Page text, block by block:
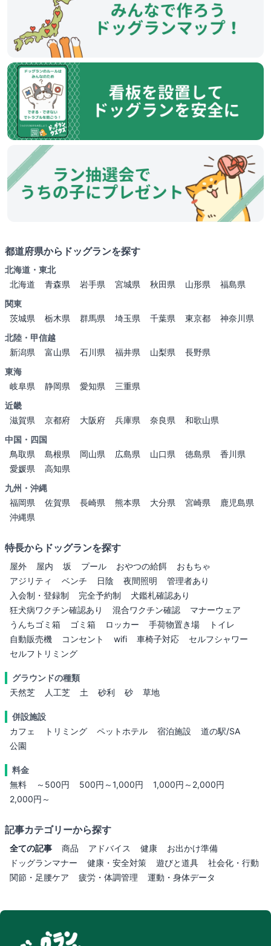
都道府県からドッグランを探す
北海道・東北
北海道
青森県 岩手県 宮城県 秋田県 山形県
福島県
関東
茨城県
栃木県 群馬県 埼玉県 千葉県 東京都
神奈川県
北陸・甲信越
新潟県
富山県 石川県 福井県 山梨県
長野県
東海
岐阜県
静岡県 愛知県
三重県
近畿
滋賀県
京都府 大阪府 兵庫県 奈良県
和歌山県
中国・四国
鳥取県
島根県 岡山県 広島県 山口県 徳島県
香川県
愛媛県
高知県
九州・沖縄
福岡県
佐賀県 長崎県 熊本県 大分県 宮崎県
鹿児島県
沖縄県
特長からドッグランを探す
屋外 屋内 坂 プール おやつの給餌
おもちゃ
アジリティ
ベンチ 日陰 夜間照明
管理者あり
入会制・登録制
完全予約制
犬鑑札確認あり
狂犬病ワクチン確認あり
混合ワクチン確認
マナーウェア
うんちゴミ箱
ゴミ箱 ロッカー 手荷物置き場
トイレ
自動販売機
コンセント wifi 車椅子対応
セルフシャワー
セルフトリミング
グラウンドの種類
天然芝
人工芝 土 砂利 砂 草地
併設施設
カフェ
トリミング ペットホテル 宿泊施設
道の駅/SA
公園
料金
無料
～500円 500円～1,000円
1,000円～2,000円
2,000円～
記事カテゴリーから探す
全ての記事 商品 アドバイス 健康
お出かけ準備
ドッグランマナー
健康・安全対策 遊びと道具
社会化・行動
関節・足腰ケア
疲労・体調管理 運動・身体データ